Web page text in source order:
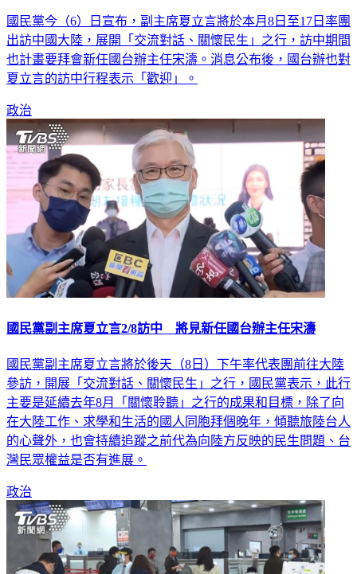
國民黨今（6）日宣布，副主席夏立言將於本月8日至17日率團
出訪中國大陸，展開「交流對話、關懷民生」之行，訪中期間
也計畫要拜會新任國台辦主任宋濤。消息公布後，國台辦也對
夏立言的訪中行程表示「歡迎」。
政治
國民黨副主席夏立言2/8訪中 將見新任國台辦主任宋濤
國民黨副主席夏立言將於後天（8日）下午率代表團前往大陸
參訪，開展「交流對話、關懷民生」之行，國民黨表示，此行
主要是延續去年8月「關懷聆聽」之行的成果和目標，除了向
在大陸工作、求學和生活的國人同胞拜個晚年，傾聽旅陸台人
的心聲外，也會持續追蹤之前代為向陸方反映的民生問題、台
灣民眾權益是否有進展。
政治